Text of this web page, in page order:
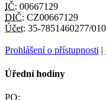
IČ: 00667129
DIČ: CZ00667129
Účet: 35-7851460277/
Prohlášení o přístupnosti |
Úřední hodiny
PO: